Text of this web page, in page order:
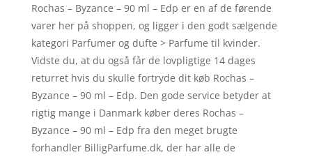
Rochas – Byzance – 90 ml – Edp er en af de førende
varer her på shoppen, og ligger i den godt sælgende
kategori Parfumer og dufte > Parfume til kvinder.
Vidste du, at du også får de lovpligtige 14 dages
returret hvis du skulle fortryde dit køb Rochas –
Byzance – 90 ml – Edp. Den gode service betyder at
rigtig mange i Danmark køber deres Rochas –
Byzance – 90 ml – Edp fra den meget brugte
forhandler BilligParfume.dk, der har alle de